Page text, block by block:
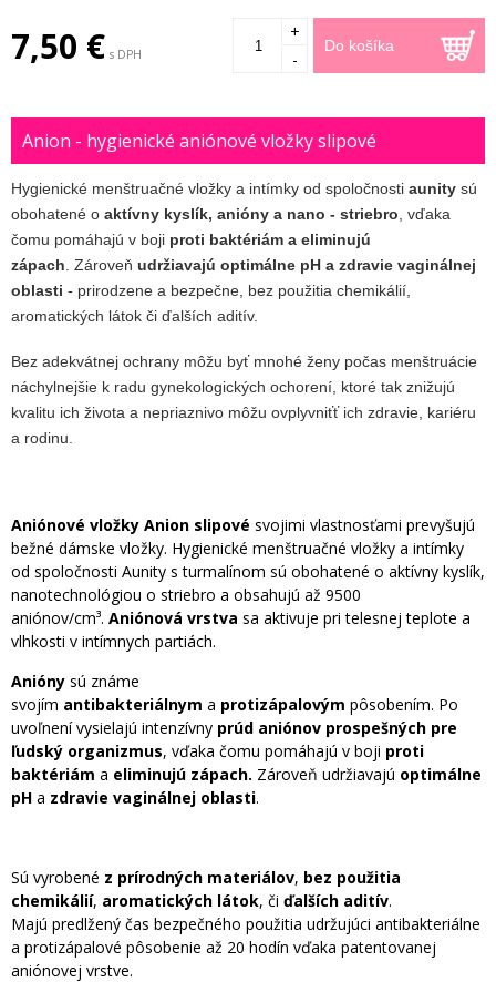
7,50 € s DPH Do košíka
+
-
Anion - hygienické aniónové vložky slipové
Hygienické menštruačné vložky a intímky od spoločnosti aunity sú
obohatené o aktívny kyslík, anióny a nano - striebro , vďaka
čomu pomáhajú v boji proti baktériám a eliminujú
zápach . Zároveň udržiavajú optimálne pH a zdravie vaginálnej
oblasti - prirodzene a bezpečne, bez použitia chemikálií,
aromatických látok či ďalších aditív.
Bez adekvátnej ochrany môžu byť mnohé ženy počas menštruácie
náchylnejšie k radu gynekologických ochorení, ktoré tak znižujú
kvalitu ich života a nepriaznivo môžu ovplyvniťť ich zdravie, kariéru
a rodinu.
Aniónové vložky Anion slipové svojimi vlastnosťami prevyšujú
bežné dámske vložky. Hygienické menštruačné vložky a intímky
od spoločnosti Aunity s turmalínom sú obohatené o aktívny kyslík,
nanotechnológiou o striebro a obsahujú až 9500
aniónov/cm³. Aniónová vrstva sa aktivuje pri telesnej teplote a
vlhkosti v intímnych partiách.
Anióny sú známe
svojím antibakteriálnym a protizápalovým pôsobením. Po
uvoľnení vysielajú intenzívny prúd aniónov prospešných pre
ľudský organizmus, vďaka čomu pomáhajú v boji proti
baktériám a eliminujú zápach. Zároveň udržiavajú optimálne
pH a zdravie vaginálnej oblasti.
Sú vyrobené z prírodných materiálov, bez použitia
chemikálií, aromatických látok, či ďalších aditív.
Majú predlžený čas bezpečného použitia udržujúci antibakteriálne
a protizápalové pôsobenie až 20 hodín vďaka patentovanej
aniónovej vrstve.